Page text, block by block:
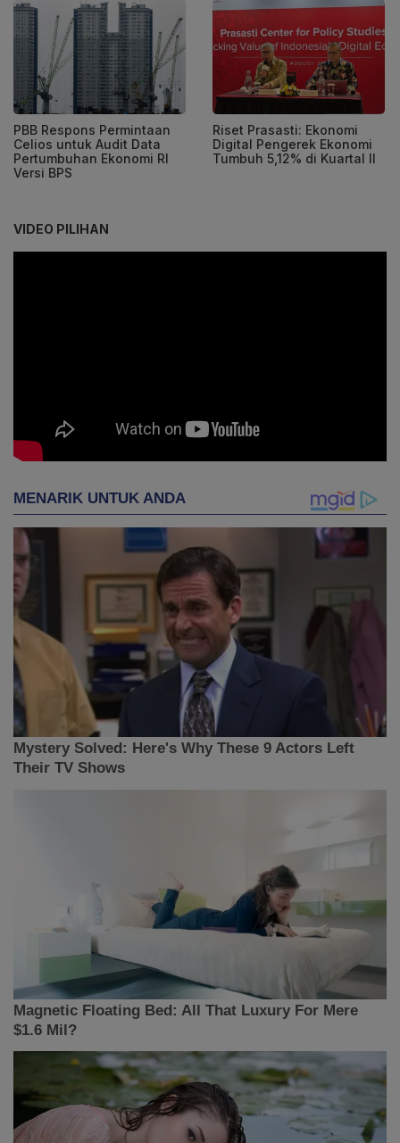
PBB Respons Permintaan
Celios untuk Audit Data
Pertumbuhan Ekonomi RI
Versi BPS
Riset Prasasti: Ekonomi
Digital Pengerek Ekonomi
Tumbuh 5,12% di Kuartal II
VIDEO PILIHAN